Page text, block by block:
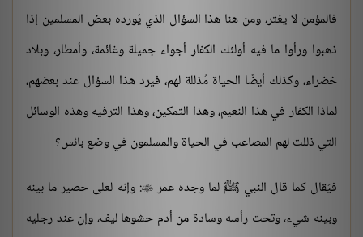
فالمؤمن لا يغتر، ومن هنا هذا السؤال الذي يُورده بعض المسلمين إذا
ذهبوا ورأوا ما فيه أولئك الكفار أجواء جميلة وغائمة، وأمطار، وبلاد
خضراء، وكذلك أيضًا الحياة مُذللة لهم، فيرد هذا السؤال عند بعضهم،
لماذا الكفار في هذا النعيم، وهذا التمكين، وهذا الترفيه وهذه الوسائل
التي ذللت لهم المصاعب في الحياة والمسلمون في وضع بائس؟
فيُقال كما قال النبي ﷺ لما وجده عمر: وإنه لعلى حصير ما بينه
وبينه شيء، وتحت رأسه وسادة من أدم حشوها ليف، وإن عند رجليه